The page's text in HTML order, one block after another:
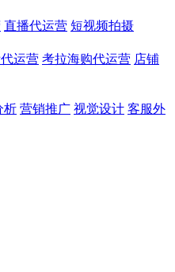
直播代运营 短视频拍摄
运营 考拉海购代运营 店铺
析 营销推广 视觉设计 客服外